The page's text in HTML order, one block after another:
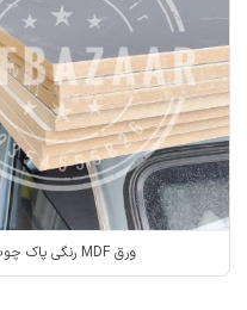
ورق MDF رنگی پاک چوب